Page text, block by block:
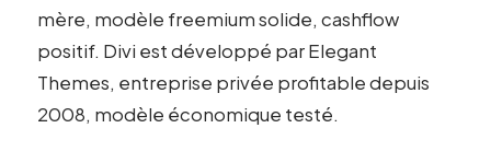
mère, modèle freemium solide, cashflow
positif. Divi est développé par Elegant
Themes, entreprise privée profitable depuis
2008, modèle économique testé.